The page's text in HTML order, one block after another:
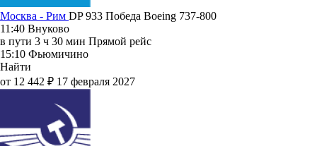
Москва - Рим DP 933 Победа Boeing 737-800
11:40 Внуково
в пути 3 ч 30 мин Прямой рейс
15:10 Фьюмичино
Найти
от 12 442 ₽ 17 февраля 2027